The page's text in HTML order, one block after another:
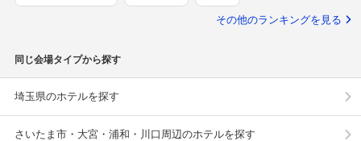
その他のランキングを見る
同じ会場タイプから探す
埼玉県のホテルを探す
さいたま市・大宮・浦和・川口周辺のホテルを探す